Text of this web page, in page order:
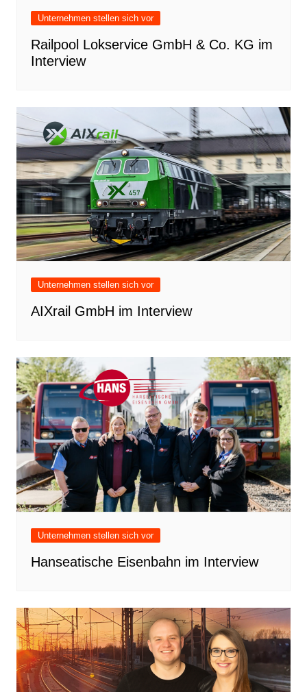
Unternehmen stellen sich vor
Railpool Lokservice GmbH & Co. KG im
Interview
Unternehmen stellen sich vor
AIXrail GmbH im Interview
Unternehmen stellen sich vor
Hanseatische Eisenbahn im Interview